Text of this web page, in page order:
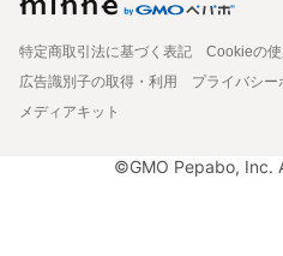
特定商取引法に基づく表記
Cookieの
広告識別子の取得・利用
プライバシー
メディアキット
©GMO Pepabo, Inc.